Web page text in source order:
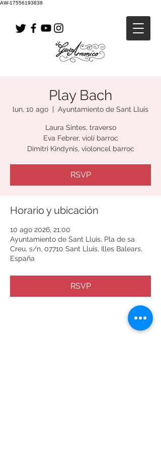
AW-17556193838
Play Bach
lun, 10 ago
  |
Ayuntamiento de Sant Lluís
Laura Sintes, traverso
Eva Febrer, violí barroc
Dimitri Kindynis, violoncel barroc
RSVP
Horario y ubicación
10 ago 2026, 21:00
Ayuntamiento de Sant Lluís, Pla de sa
Creu, s/n, 07710 Sant Lluís, Illes Balears,
España
RSVP